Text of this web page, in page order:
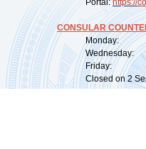
Portal: https://
CONSULAR
Monday:
Wednesday:
Friday:
Closed on 2